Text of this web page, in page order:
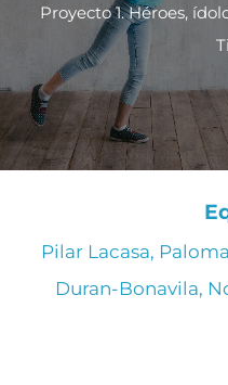
Novedades
Contacto
Proyecto 1. Héroes,
Pilar Lacasa,
Duran-Bonavila,